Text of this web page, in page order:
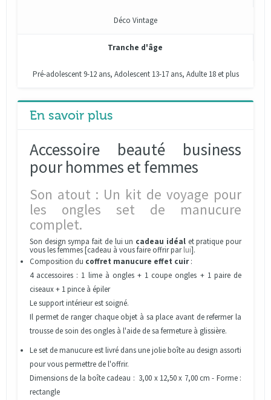
Déco Vintage
Tranche d'âge
Pré-adolescent 9-12 ans, Adolescent 13-17 ans, Adulte 18 et plus
En savoir plus
Accessoire beauté business
pour hommes et femmes
Son atout : Un kit de voyage pour
les ongles set de manucure
complet.
Son design sympa fait de lui un cadeau idéalet pratique pour
vous les femmes [cadeau à vous faire offrir parlui].
Composition du coffret manucure effet cuir:
4 accessoires : 1 lime à ongles + 1 coupe ongles + 1 paire de
ciseaux + 1 pince à épiler
Le support intérieur est soigné.
Il permet de ranger chaque objet à sa place avant de refermer la
trousse de soin des ongles à l'aide de sa fermeture à glissière.
Le set de manucure est livré dans une jolie boîte au design assorti
pour vous permettre de l'offrir.
Dimensions de la boîte cadeau : 3,00 x 12,50 x 7,00 cm - Forme :
rectangle